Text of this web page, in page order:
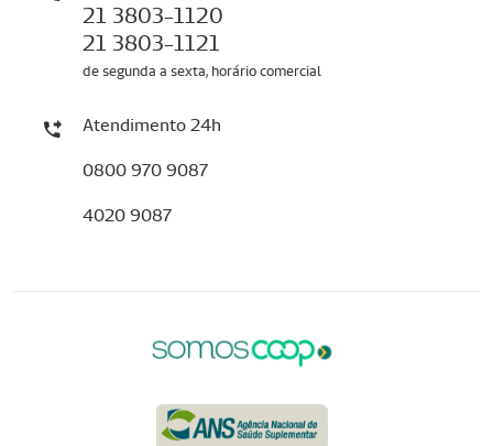
21 3803-1120
21 3803-1121
de segunda a sexta, horário comercial
Atendimento 24h
0800 970 9087
4020 9087